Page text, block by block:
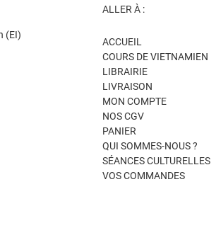
(EI)
ALLER À :
ACCUEIL
COURS DE VIETNAMIEN
LIBRAIRIE
LIVRAISON
MON COMPTE
NOS CGV
PANIER
QUI SOMMES-NOUS ?
SÉANCES CULTURELLES
VOS COMMANDES